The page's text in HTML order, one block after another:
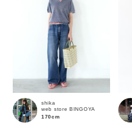
ブランド
shika
web store BINGOYA
170cm